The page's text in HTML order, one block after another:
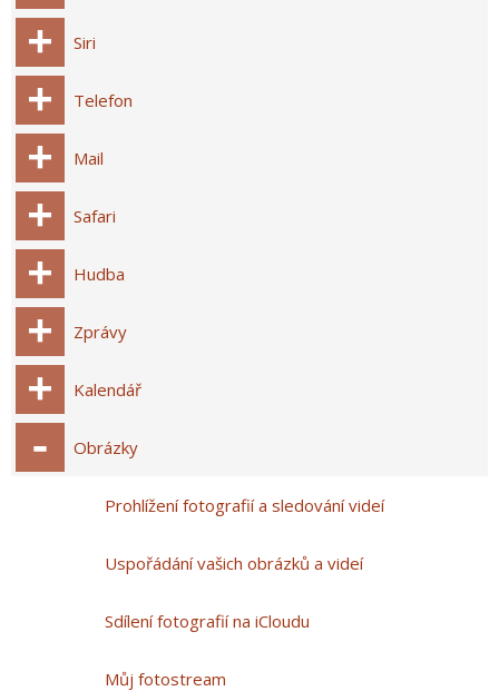
Siri
Telefon
Mail
Safari
Hudba
Zprávy
Kalendář
Obrázky
Prohlížení fotografií a sledování videí
Uspořádání vašich obrázků a videí
Sdílení fotografií na iCloudu
Můj fotostream